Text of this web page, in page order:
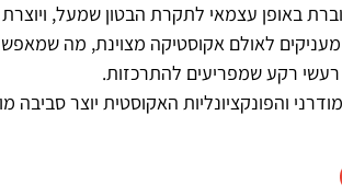
באופן עצמאי לתקרת הבטון שמעל, ויוצרת
מעניקים לאולם אקוסטיקה מצוינת, מה
רקע שמפריעים להתרכזות.
והפונקציונליות האקוסטית יוצר